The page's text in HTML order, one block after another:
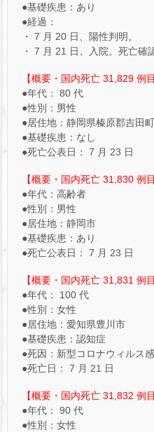
●基礎疾患：あり
●経過：
・ 7 月 20 日、陽性判明。
・ 7 月 21 日、入院。死亡確
【概要・国内死亡 31,829 例目
●年代： 80 代
●性別：男性
●居住地：静岡県榛原郡吉田町
●基礎疾患：なし
●死亡公表日： 7 月 23 日
【概要・国内死亡 31,830 例目
●年代：高齢者
●性別：男性
●居住地：静岡市
●基礎疾患：あり
●死亡公表日： 7 月 23 日
【概要・国内死亡 31,831 例目
●年代： 100 代
●性別：女性
●居住地：愛知県豊川市
●基礎疾患：認知症
●死因：新型コロナウィルス
●死亡日： 7 月 21 日
【概要・国内死亡 31,832 例目
●年代： 90 代
●性別：女性